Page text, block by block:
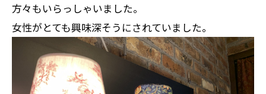
方々もいらっしゃいました。
女性がとても興味深そうにされていました。